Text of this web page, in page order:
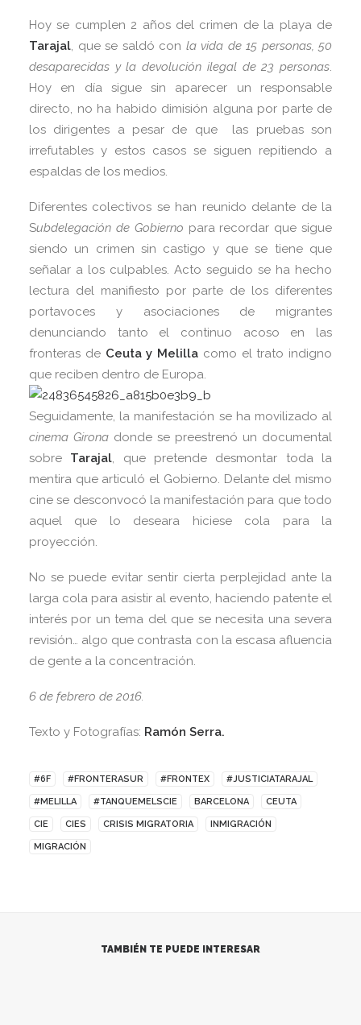
Hoy se cumplen 2 años del crimen de la playa de
Tarajal, que se saldó con la vida de 15 personas, 50
desaparecidas y la devolución ilegal de 23 personas.
Hoy en día sigue sin aparecer un responsable
directo, no ha habido dimisión alguna por parte de
los dirigentes a pesar de que las pruebas son
irrefutables y estos casos se siguen repitiendo a
espaldas de los medios.
Diferentes colectivos se han reunido delante de la
Subdelegación de Gobierno para recordar que sigue
siendo un crimen sin castigo y que se tiene que
señalar a los culpables. Acto seguido se ha hecho
lectura del manifiesto por parte de los diferentes
portavoces y asociaciones de migrantes
denunciando tanto el continuo acoso en las
fronteras de Ceuta y Melilla como el trato indigno
que reciben dentro de Europa.
Seguidamente, la manifestación se ha movilizado al
cinema Girona donde se preestrenó un documental
sobre Tarajal, que pretende desmontar toda la
mentira que articuló el Gobierno. Delante del mismo
cine se desconvocó la manifestación para que todo
aquel que lo deseara hiciese cola para la
proyección.
No se puede evitar sentir cierta perplejidad ante la
larga cola para asistir al evento, haciendo patente el
interés por un tema del que se necesita una severa
revisión… algo que contrasta con la escasa afluencia
de gente a la concentración.
6 de febrero de 2016.
Texto y Fotografías: Ramón Serra.
#6F #FRONTERASUR #FRONTEX #JUSTICIATARAJAL
#MELILLA #TANQUEMELSCIE BARCELONA CEUTA
CIE CIES CRISIS MIGRATORIA INMIGRACIÓN
MIGRACIÓN
TAMBIÉN TE PUEDE INTERESAR